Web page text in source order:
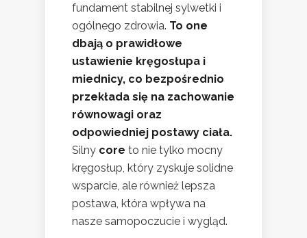
fundament stabilnej sylwetki i
ogólnego zdrowia. To one
dbają o prawidłowe
ustawienie kręgosłupa i
miednicy, co bezpośrednio
przekłada się na zachowanie
równowagi oraz
odpowiedniej postawy ciała.
Silny core to nie tylko mocny
kręgosłup, który zyskuje solidne
wsparcie, ale również lepsza
postawa, która wpływa na
nasze samopoczucie i wygląd.